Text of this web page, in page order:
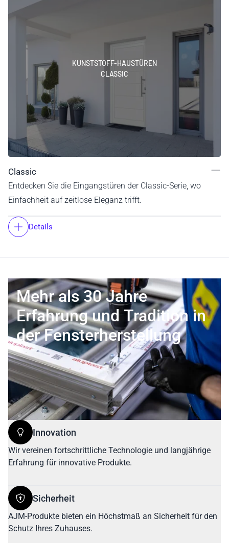
KUNSTSTOFF-HAUSTÜREN
CLASSIC
Classic
Entdecken Sie die Eingangstüren der Classic-Serie, wo
Einfachheit auf zeitlose Eleganz trifft.
Details
Mehr als 30 Jahre
Erfahrung und Tradition in
der Fensterherstellung
Innovation
Wir vereinen fortschrittliche Technologie und langjährige
Erfahrung für innovative Produkte.
Sicherheit
AJM-Produkte bieten ein Höchstmaß an Sicherheit für den
Schutz Ihres Zuhauses.